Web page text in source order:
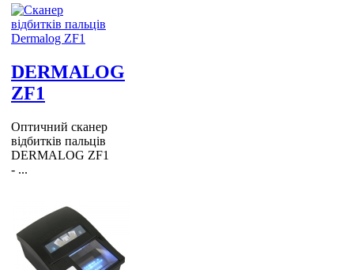
DERMALOG
ZF1
Оптичний сканер
відбитків пальців
DERMALOG ZF1
- ...